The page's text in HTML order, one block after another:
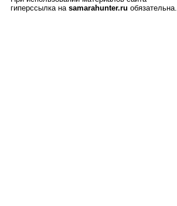
гиперссылка на samarahunter.ru обязательна.